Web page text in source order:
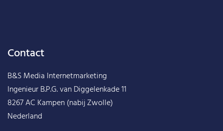
Contact
B&S Media Internetmarketing
Ingenieur B.P.G. van Diggelenkade 11
8267 AC Kampen (nabij Zwolle)
Nederland